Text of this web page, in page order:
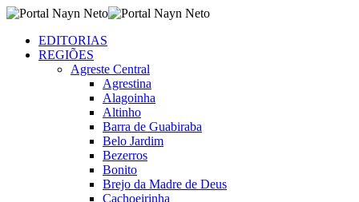
EDITORIAS
REGIÕES
Agreste Central
Agrestina
Alagoinha
Altinho
Barra de Guabiraba
Belo Jardim
Bezerros
Bonito
Brejo da Madre de Deus
Cachoeirinha